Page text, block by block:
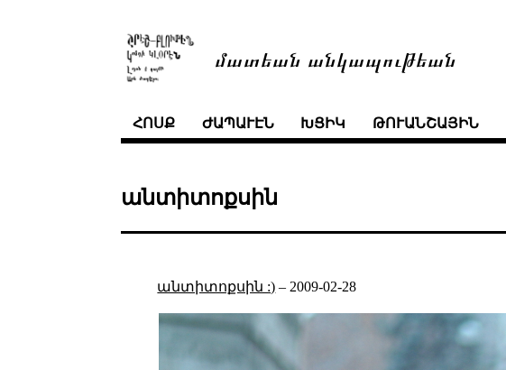
մատեան անկապութեան
ՀՈՍՔ ԺԱՊԱՒԷՆ ԽՑԻԿ ԹՈՒԱՆՇԱՅԻՆ
անտիտոքսին
անտիտոքսին :) – 2009-02-28